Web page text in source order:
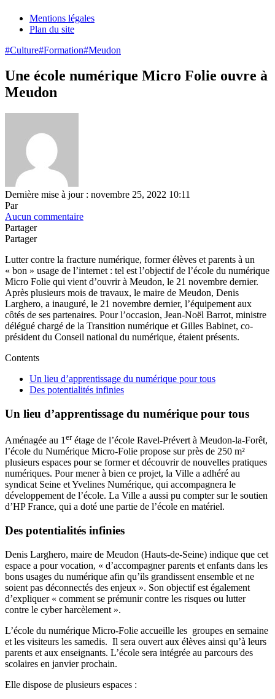
Mentions légales
Plan du site
#Culture#Formation#Meudon
Une école numérique Micro Folie ouvre à
Meudon
Dernière mise à jour : novembre 25, 2022 10:11
Par
Aucun commentaire
Partager
Partager
Lutter contre la fracture numérique, former élèves et parents à un
« bon » usage de l’internet : tel est l’objectif de l’école du numérique
Micro Folie qui vient d’ouvrir à Meudon, le 21 novembre dernier.
Après plusieurs mois de travaux, le maire de Meudon, Denis
Larghero, a inauguré, le 21 novembre dernier, l’équipement aux
côtés de ses partenaires. Pour l’occasion, Jean-Noël Barrot, ministre
délégué chargé de la Transition numérique et Gilles Babinet, co-
président du Conseil national du numérique, étaient présents.
Contents
Un lieu d’apprentissage du numérique pour tous
Des potentialités infinies
Un lieu d’apprentissage du numérique pour tous
Aménagée au 1 erétage de l’école Ravel-Prévert à Meudon-la-Forêt,
l’école du Numérique Micro-Folie propose sur près de 250 m²
plusieurs espaces pour se former et découvrir de nouvelles pratiques
numériques. Pour mener à bien ce projet, la Ville a adhéré au
syndicat Seine et Yvelines Numérique, qui accompagnera le
développement de l’école. La Ville a aussi pu compter sur le soutien
d’HP France, qui a doté une partie de l’école en matériel.
Des potentialités infinies
Denis Larghero, maire de Meudon (Hauts-de-Seine) indique que cet
espace a pour vocation, « d’accompagner parents et enfants dans les
bons usages du numérique afin qu’ils grandissent ensemble et ne
soient pas déconnectés des enjeux ». Son objectif est également
d’expliquer « comment se prémunir contre les risques ou lutter
contre le cyber harcèlement ».
L’école du numérique Micro-Folie accueille les groupes en semaine
et les visiteurs les samedis. Il sera ouvert aux élèves ainsi qu’à leurs
parents et aux enseignants. L’école sera intégrée au parcours des
scolaires en janvier prochain.
Elle dispose de plusieurs espaces :